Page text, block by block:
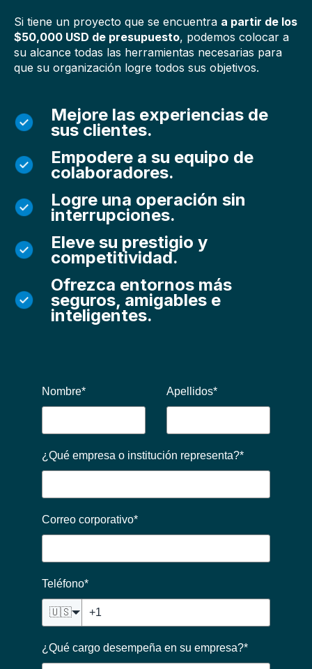
Si tiene un proyecto que se encuentra a partir de los
$50,000 USD de presupuesto, podemos colocar a
su alcance todas las herramientas necesarias para
que su organización logre todos sus objetivos.
Mejore las experiencias de
sus clientes.
Empodere a su equipo de
colaboradores.
Logre una operación sin
interrupciones.
Eleve su prestigio y
competitividad.
Ofrezca entornos más
seguros, amigables e
inteligentes.
Nombre* Apellidos*
¿Qué empresa o institución representa?*
Correo corporativo*
Teléfono*
🇺🇸
¿Qué cargo desempeña en su empresa?*